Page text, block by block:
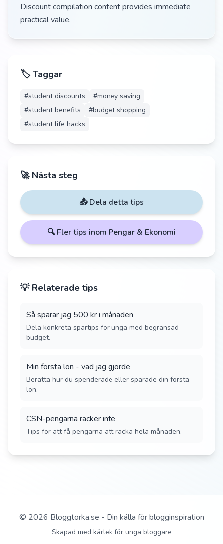
Discount compilation content provides immediate
practical value.
🏷️ Taggar
#student discounts #money saving
#student benefits #budget shopping
#student life hacks
🚀 Nästa steg
📤 Dela detta tips
🔍 Fler tips inom Pengar & Ekonomi
💡 Relaterade tips
Så sparar jag 500 kr i månaden
Dela konkreta spartips för unga med begränsad
budget.
Min första lön - vad jag gjorde
Berätta hur du spenderade eller sparade din första
lön.
CSN-pengarna räcker inte
Tips för att få pengarna att räcka hela månaden.
© 2026 Bloggtorka.se - Din källa för blogginspiration
Skapad med kärlek för unga bloggare